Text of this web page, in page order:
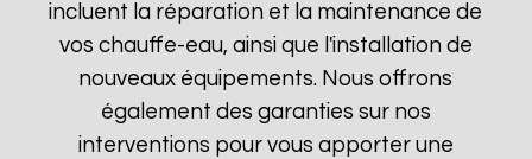
incluent la réparation et la maintenance de
vos chauffe-eau, ainsi que l'installation de
nouveaux équipements. Nous offrons
également des garanties sur nos
interventions pour vous apporter une